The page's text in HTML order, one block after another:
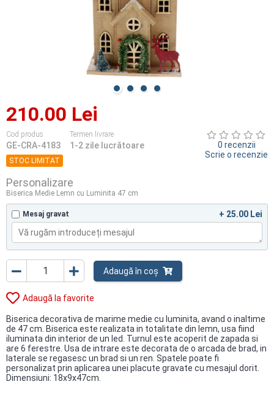
210.00 Lei
Cod produs
GE-CRA-4183
Termen livrare
1-2 zile lucrătoare
STOC LIMITAT
0 recenzii
Scrie o recenzie
Personalizare
Biserica Medie Lemn cu Luminita 47 cm
Mesaj gravat + 25.00 Lei
Adaugă în coș
Adaugă la favorite
Biserica decorativa de marime medie cu luminita, avand o inaltime
de 47 cm. Biserica este realizata in totalitate din lemn, usa fiind
iluminata din interior de un led. Turnul este acoperit de zapada si
are 6 ferestre. Usa de intrare este decorata de o arcada de brad, in
laterale se regasesc un brad si un ren. Spatele poate fi
personalizat prin aplicarea unei placute gravate cu mesajul dorit.
Dimensiuni: 18x9x47cm.